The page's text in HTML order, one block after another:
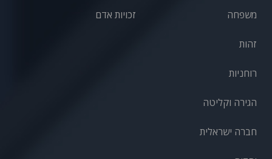
משפחה זכויות אדם
זהות
רוחניות
הגירה וקליטה
חברה ישראלית